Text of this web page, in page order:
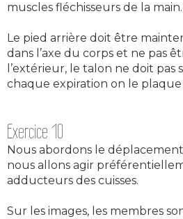
muscles fléchisseurs de la main.
Le pied arrière doit être
dans l’axe du corps et ne pas
l’extérieur, le talon ne doit pas
chaque expiration on le plaque
Exercice 10
Nous abordons le
nous allons agir
adducteurs des cuisses.
Sur les images, les membres